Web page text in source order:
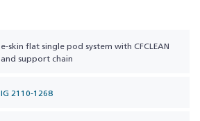
e-skin flat single pod system with CFCLEAN
and support chain
IG 2110-1268